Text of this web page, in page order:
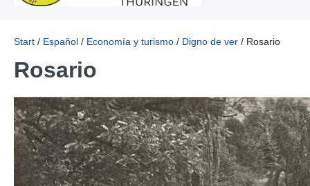
Start / Español / Economía y turismo / Digno de ver / Rosario
Rosario